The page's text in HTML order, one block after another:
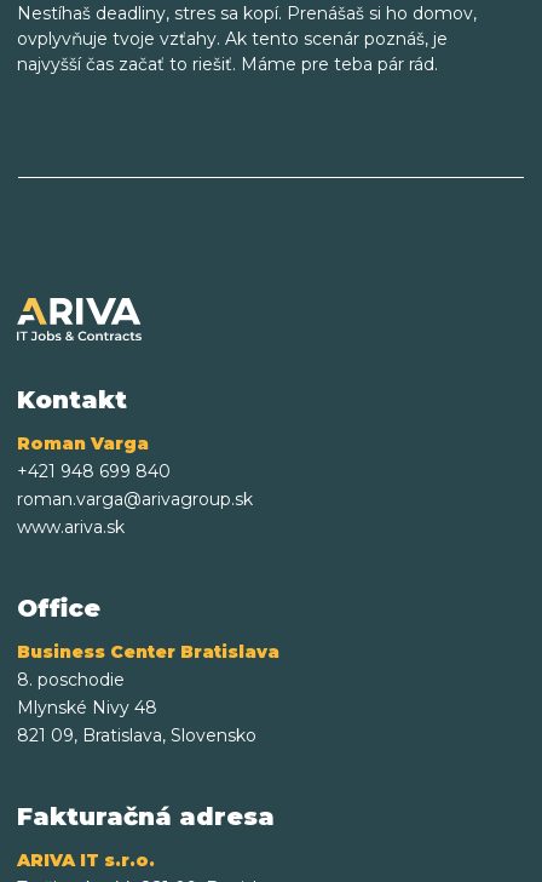
Nestíhaš deadliny, stres sa kopí. Prenášaš si ho domov,
ovplyvňuje tvoje vzťahy. Ak tento scenár poznáš, je
najvyšší čas začať to riešiť. Máme pre teba pár rád.
Kontakt
Roman Varga
+421 948 699 840
roman.varga@arivagroup.sk
www.ariva.sk
Office
Business Center Bratislava
8. poschodie
Mlynské Nivy 48
821 09, Bratislava, Slovensko
Fakturačná adresa
ARIVA IT s.r.o.